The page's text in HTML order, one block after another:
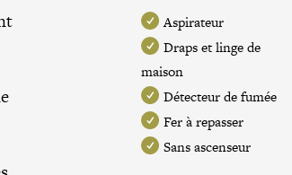
Aspirateur
Draps et linge de
maison
Détecteur de fumée
Fer à repasser
Sans ascenseur